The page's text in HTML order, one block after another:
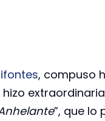
, compuso
”, que lo